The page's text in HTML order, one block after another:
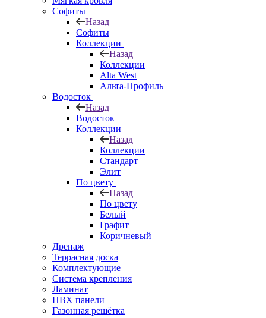
Софиты
Назад
Софиты
Коллекции
Назад
Коллекции
Alta West
Альта-Профиль
Водосток
Назад
Водосток
Коллекции
Назад
Коллекции
Стандарт
Элит
По цвету
Назад
По цвету
Белый
Графит
Коричневый
Дренаж
Террасная доска
Комплектующие
Система крепления
Ламинат
ПВХ панели
Газонная решётка